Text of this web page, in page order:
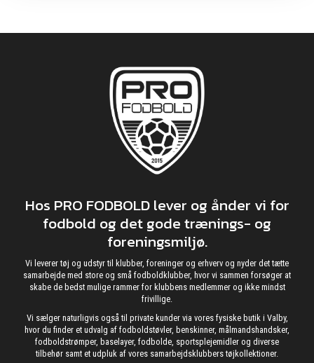
Hos PRO FODBOLD lever og ånder vi for
fodbold og det gode trænings- og
foreningsmiljø.
Vi leverer tøj og udstyr til klubber, foreninger og erhverv og nyder det tætte
samarbejde med store og små fodboldklubber, hvor vi sammen forsøger at
skabe de bedst mulige rammer for klubbens medlemmer og ikke mindst
frivillige.
Vi sælger naturligvis også til private kunder via vores fysiske butik i Valby,
hvor du finder et udvalg af fodboldstøvler, benskinner, målmandshandsker,
fodboldstrømper, baselayer, fodbolde, sportsplejemidler og diverse
tilbehør samt et udpluk af vores samarbejdsklubbers tøjkollektioner.